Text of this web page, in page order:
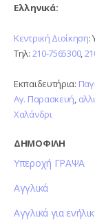
Ελληνικά:
Κεντρική Διοίκηση:
Τηλ: 210-7565300,
Εκπαιδευτήρια:
Αγ. Παρασκευή,
Χαλάνδρι
ΔΗΜΟΦΙΛΗ
Υπεροχή ΓΡΑΨΑ
Αγγλικά
Αγγλικά για